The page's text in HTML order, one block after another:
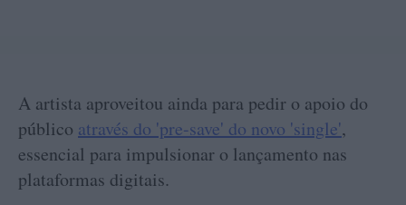
A artista aproveitou ainda para pedir o apoio do
público através do 'pre-save' do novo 'single',
essencial para impulsionar o lançamento nas
plataformas digitais.